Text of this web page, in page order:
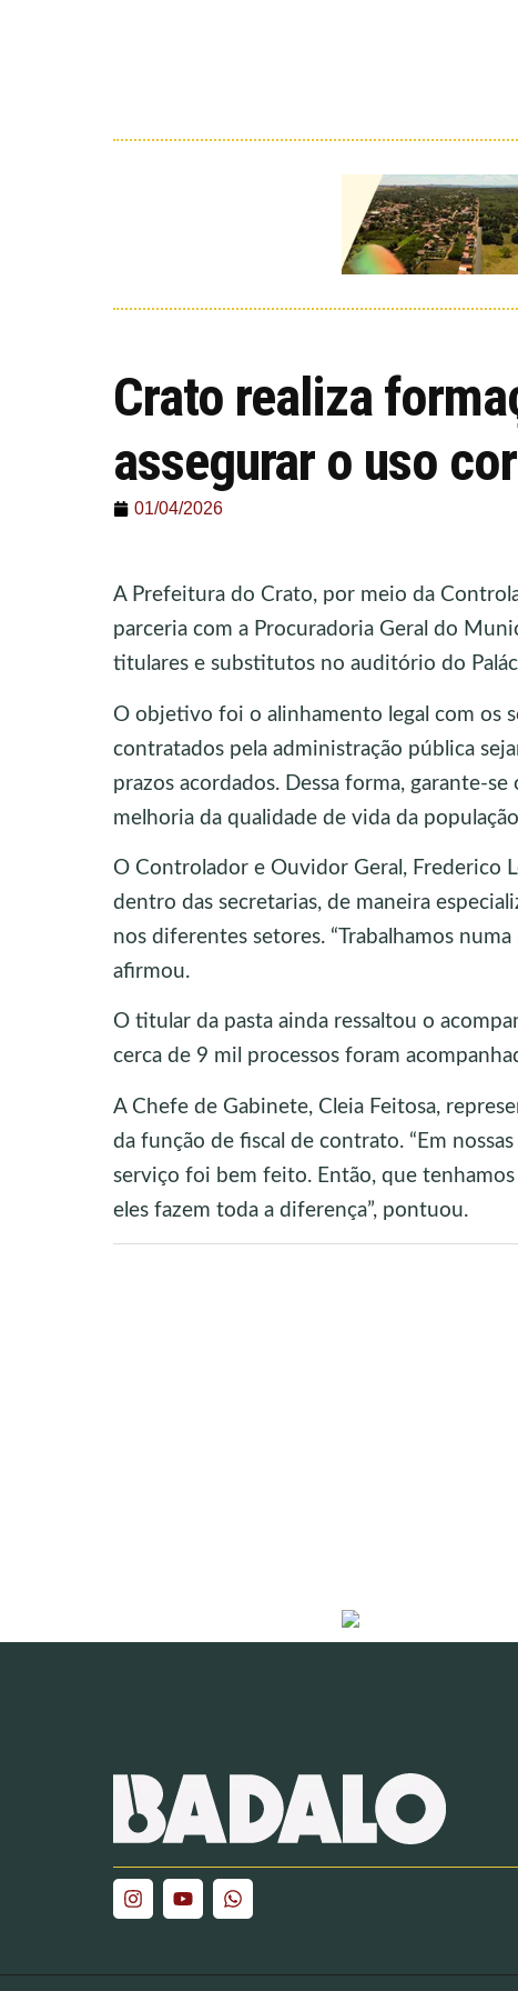
Crato realiza
assegurar o uso
01/04/2026
A Prefeitura do Crato, por meio da
parceria com a Procuradoria Geral do
titulares e substitutos no auditório do
O objetivo foi o alinhamento legal com os
contratados pela administração pública
prazos acordados. Dessa forma, garante-
melhoria da qualidade de vida da
O Controlador e Ouvidor Geral, Frederico
dentro das secretarias, de maneira
nos diferentes setores. “Trabalhamos
afirmou.
O titular da pasta ainda ressaltou o
cerca de 9 mil processos foram
A Chefe de Gabinete, Cleia Feitosa,
da função de fiscal de contrato. “Em
serviço foi bem feito. Então, que
eles fazem toda a diferença”, pontuou.